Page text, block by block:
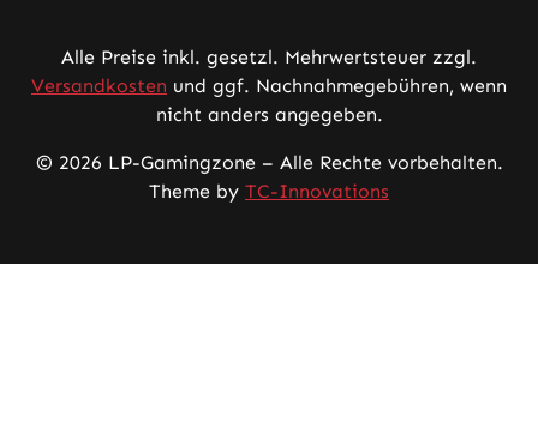
Alle Preise inkl. gesetzl. Mehrwertsteuer zzgl.
Versandkosten und ggf. Nachnahmegebühren, wenn
nicht anders angegeben.
© 2026 LP-Gamingzone – Alle Rechte vorbehalten.
Theme by TC-Innovations